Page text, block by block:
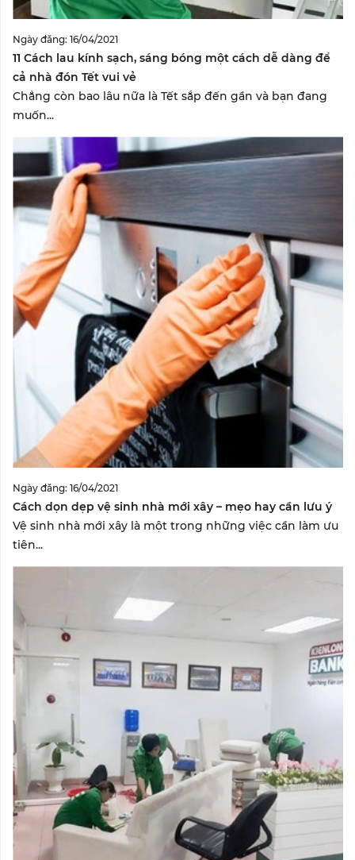
Ngày đăng: 16/04/2021
11 Cách lau kính sạch, sáng bóng một cách dễ dàng để
cả nhà đón Tết vui vẻ
Chẳng còn bao lâu nữa là Tết sắp đến gần và bạn đang
muốn...
Ngày đăng: 16/04/2021
Cách dọn dẹp vệ sinh nhà mới xây – mẹo hay cần lưu ý
Vệ sinh nhà mới xây là một trong những việc cần làm ưu
tiên...